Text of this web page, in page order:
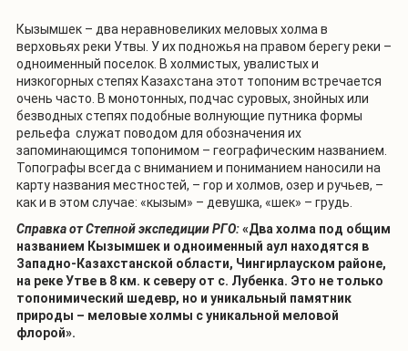
Кызымшек – два неравновеликих меловых холма в
верховьях реки Утвы. У их подножья на правом берегу реки –
одноименный поселок. В холмистых, увалистых и
низкогорных степях Казахстана этот топоним встречается
очень часто. В монотонных, подчас суровых, знойных или
безводных степях подобные волнующие путника формы
рельефа служат поводом для обозначения их
запоминающимся топонимом – географическим названием.
Топографы всегда с вниманием и пониманием наносили на
карту названия местностей, – гор и холмов, озер и ручьев, –
как и в этом случае: «кызым» – девушка, «шек» – грудь.
Справка от Степной экспедиции РГО:«Два холма под общим
названием Кызымшек и одноименный аул находятся в
Западно-Казахстанской области, Чингирлауском районе,
на реке Утве в 8 км. к северу от с. Лубенка. Это не только
топонимический шедевр, но и уникальный памятник
природы – меловые холмы с уникальной меловой
флорой».